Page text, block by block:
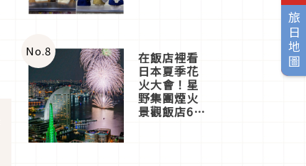
旅日地圖
店3分即達
No.8 在飯店裡看
日本夏季花
火大會！星
野集團煙火
景觀飯店6